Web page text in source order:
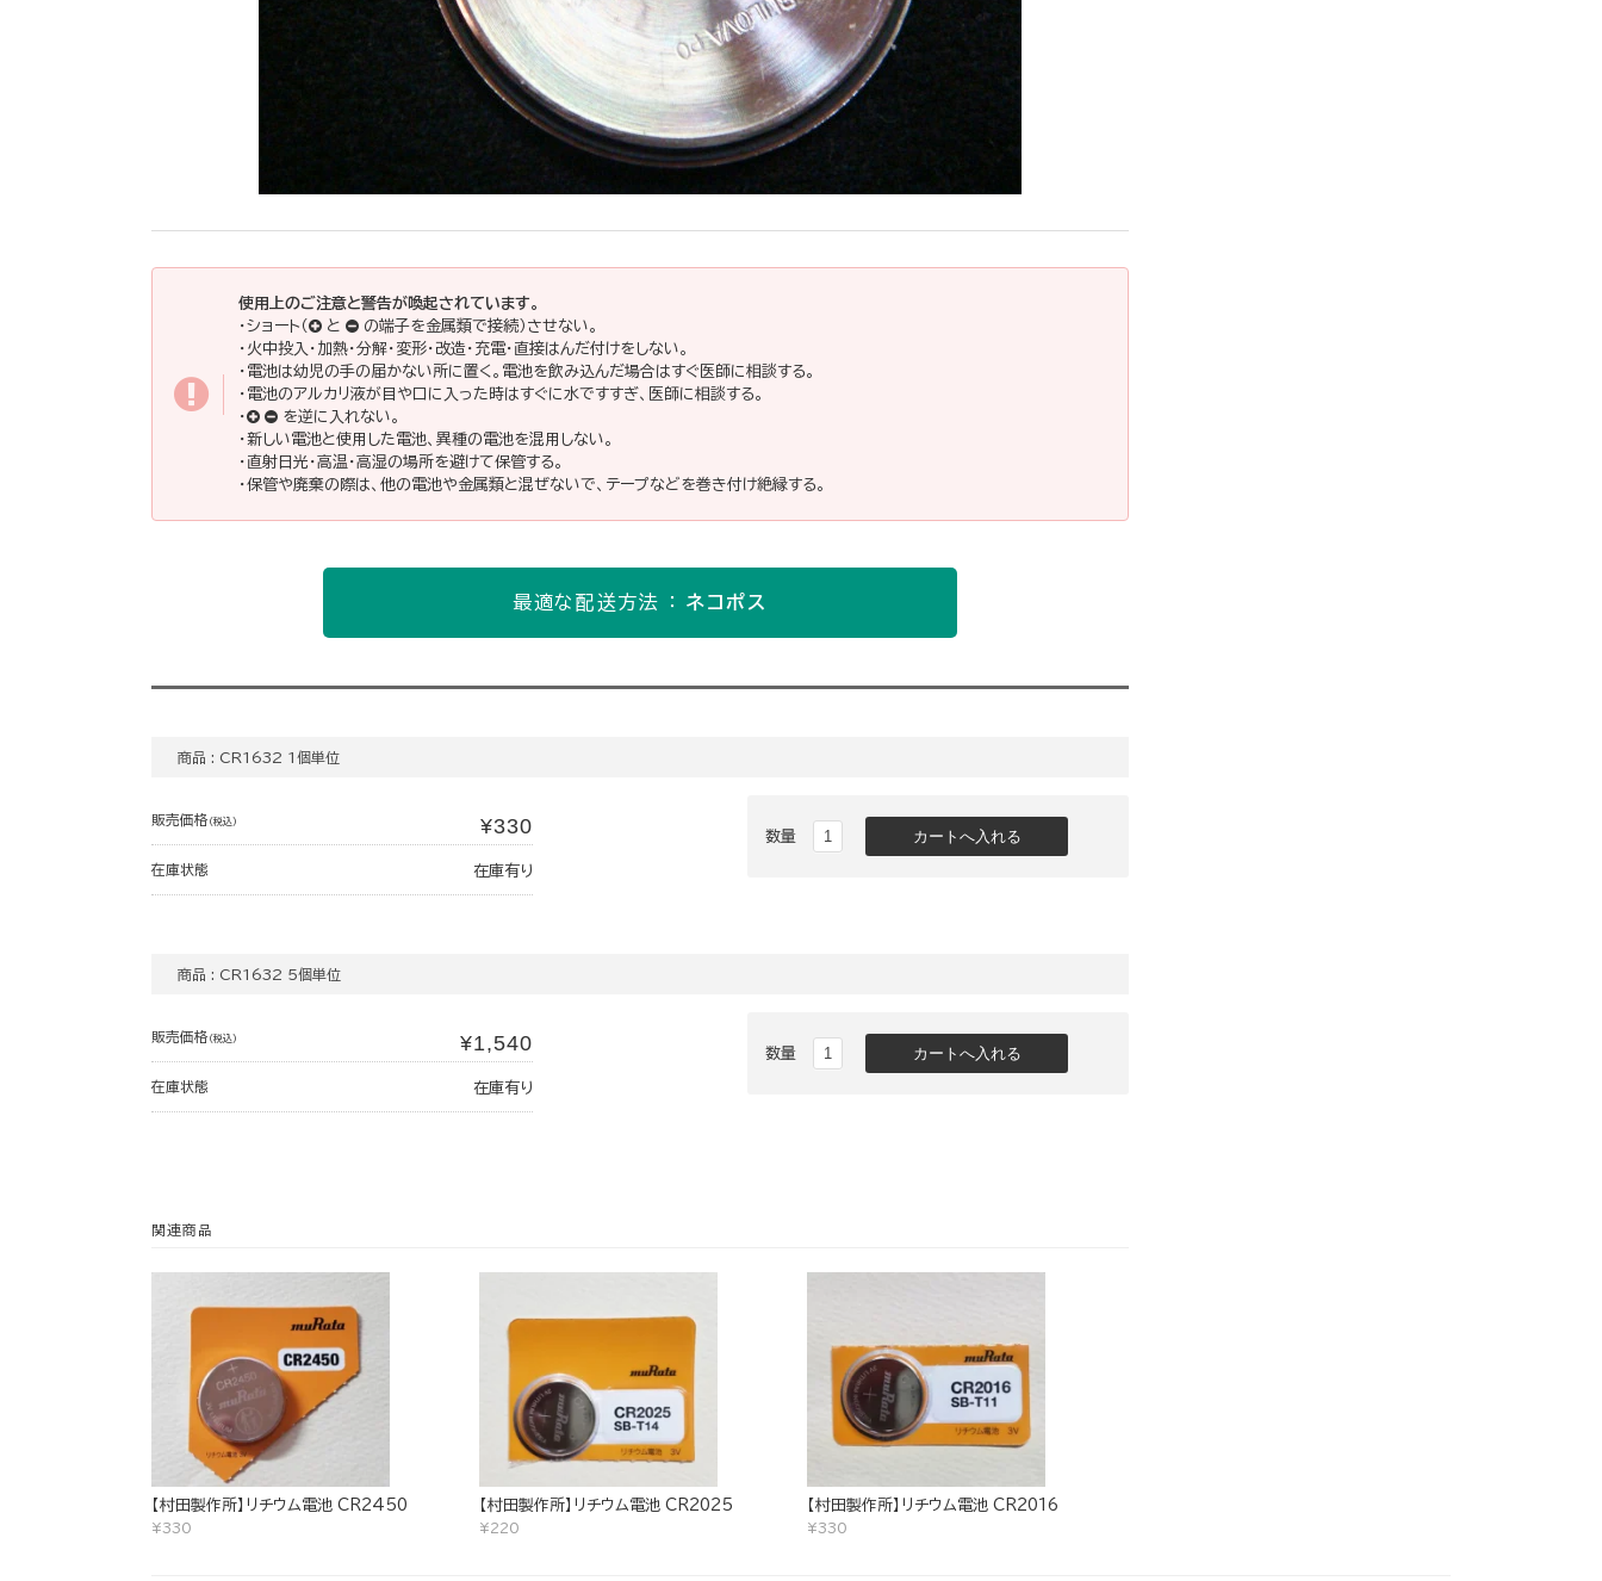
使用上のご注意と警告が喚起されています。
・ショート（
と
の端子を金属類で接続）させない。
・火中投入・加熱・分解・変形・改造・充電・直接はんだ付けをしない。
・電池は幼児の手の届かない所に置く。電池を飲み込んだ場合はすぐ医師に相談する。
・電池のアルカリ液が目や口に入った時はすぐに水ですすぎ、医師に相談する。
・
を逆に入れない。
・新しい電池と使用した電池、異種の電池を混用しない。
・直射日光・高温・高湿の場所を避けて保管する。
・保管や廃棄の際は、他の電池や金属類と混ぜないで、テープなどを巻き付け絶縁する。
最適な配送方法 ：ネコポス
商品 : CR1632 1個単位
販売価格 (税込) ¥330
在庫状態 在庫有り
数量
商品 : CR1632 5個単位
販売価格 (税込) ¥1,540
在庫状態 在庫有り
数量
関連商品
【村田製作所】リチウム電池 CR2450
¥330
【村田製作所】リチウム電池 CR2025
¥220
【村田製作所】リチウム電池 CR2016
¥330